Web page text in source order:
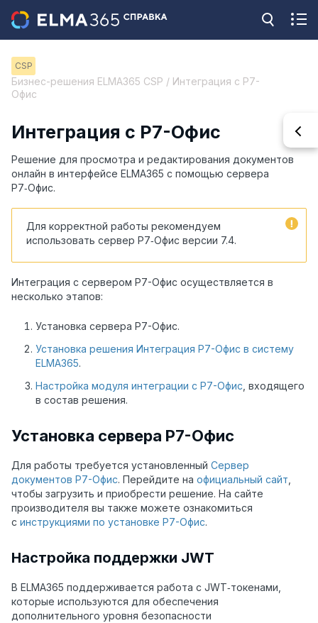
CSP
Бизнес-решения ELMA365 CSP / Интеграция с Р7-
Офис
Интеграция с Р7-Офис
Решение для просмотра и редактирования документов
онлайн в интерфейсе ELMA365 с помощью сервера
Р7‑Офис.
Для корректной работы рекомендуем
использовать сервер Р7‑Офис версии 7.4.
Интеграция с сервером Р7-Офис осуществляется в
несколько этапов:
Установка сервера Р7-Офис.
Установка решения Интеграция Р7-Офис в систему
ELMA365.
Настройка модуля интеграции с Р7-Офис, входящего
в состав решения.
Установка сервера Р7-Офис
Для работы требуется установленный Сервер
документов Р7-Офис. Перейдите на официальный сайт,
чтобы загрузить и приобрести решение. На сайте
производителя вы также можете ознакомиться
с инструкциями по установке Р7-Офис.
Настройка поддержки JWT
В ELMA365 поддерживается работа с JWT‑токенами,
которые используются для обеспечения
дополнительного уровня безопасности